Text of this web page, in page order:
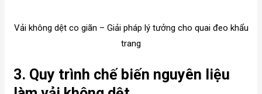
Vải không dệt co giãn – Giải pháp lý tưởng cho quai đeo khẩu
trang
3. Quy trình chế biến nguyên liệu